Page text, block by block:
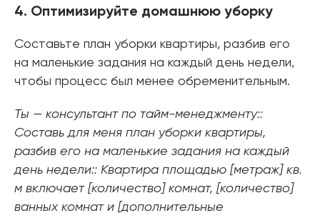
4. Оптимизируйте домашнюю уборку
Составьте план уборки квартиры, разбив его
на маленькие задания на каждый день недели,
чтобы процесс был менее обременительным.
Ты — консультант по тайм-менеджменту::
Составь для меня план уборки квартиры,
разбив его на маленькие задания на каждый
день недели:: Квартира площадью [метраж] кв.
м включает [количество] комнат, [количество]
ванных комнат и [дополнительные